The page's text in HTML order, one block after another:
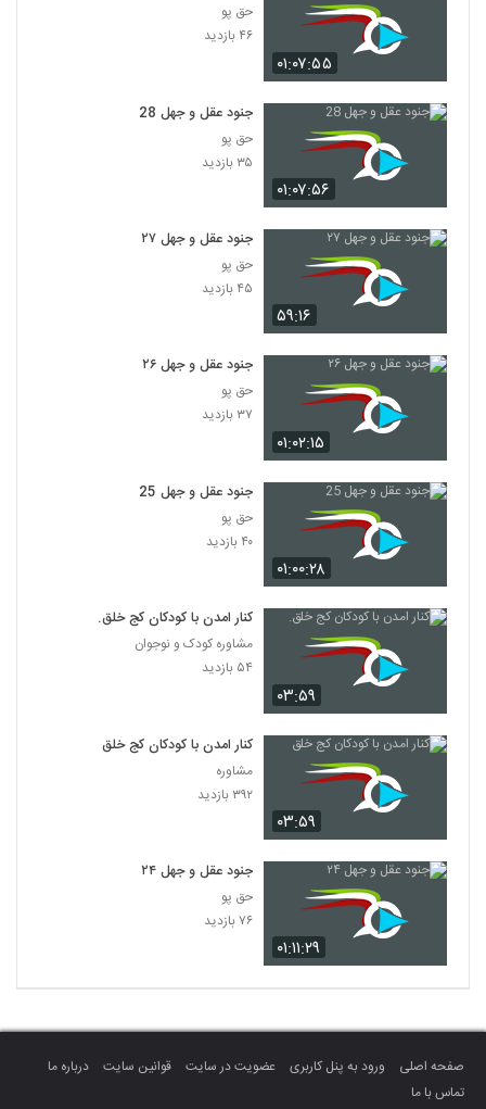
۰۱:۰۷:۵۵
حق پو
۴۶ بازدید
۰۱:۰۷:۵۶
جنود عقل و جهل 28
حق پو
۳۵ بازدید
۵۹:۱۶
جنود عقل و جهل ۲۷
حق پو
۴۵ بازدید
۰۱:۰۲:۱۵
جنود عقل و جهل ۲۶
حق پو
۳۷ بازدید
۰۱:۰۰:۲۸
جنود عقل و جهل 25
حق پو
۴۰ بازدید
۰۳:۵۹
کنار امدن با کودکان کج خلق.
مشاوره کودک و نوجوان
۵۴ بازدید
۰۳:۵۹
کنار امدن با کودکان کج خلق
مشاوره
۳۹۲ بازدید
۰۱:۱۱:۲۹
جنود عقل و جهل ۲۴
حق پو
۷۶ بازدید
صفحه اصلی ورود به پنل کاربری عضویت در سایت قوانین سایت
درباره ما
تماس با ما